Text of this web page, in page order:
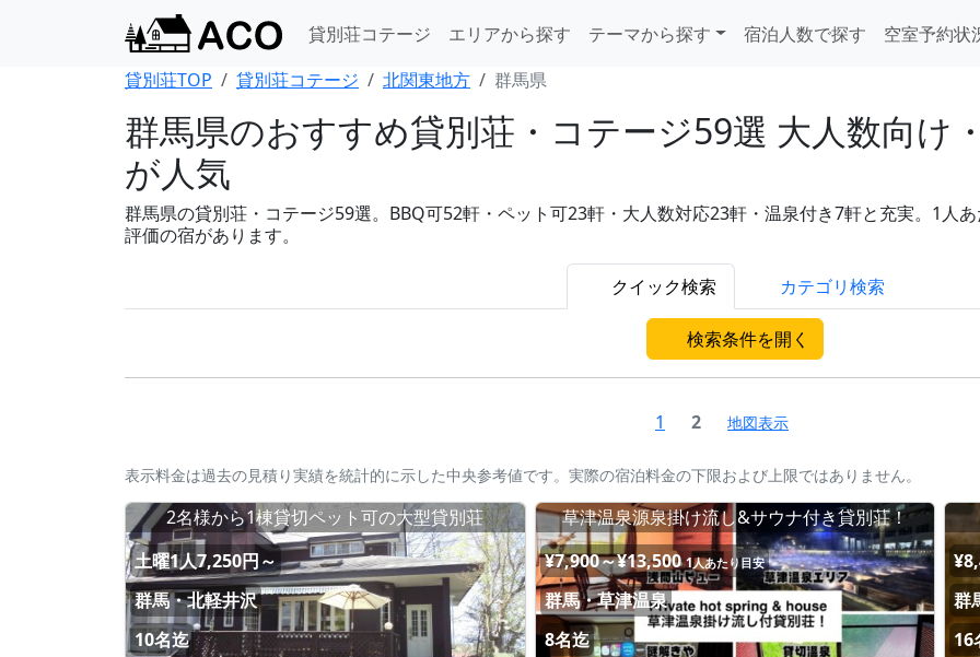
貸別荘コテージ エリアから探す テーマから探す 宿泊人数で探す
空室予約状
貸別荘TOP
貸別荘コテージ 北関東地方 群馬県
群馬県のおすすめ貸別荘・コテージ59選 大人数向け
が人気
群馬県の貸別荘・コテージ59選。BBQ可52軒・ペット可23軒・大人数対応23軒・温泉付き7軒と充実。1人
評価の宿があります。
クイック検索 カテゴリ検索
検索条件を開く
1 2 地図表示
表示料金は過去の見積り実績を統計的に示した中央参考値です。実際の宿泊料金の下限および上限ではありません。
2名様から1棟貸切ペット可の大型貸別荘
土曜1人7,250円～
群馬・北軽井沢
10名迄
草津温泉源泉掛け流し&サウナ付き貸別荘！
¥7,900～¥13,500 1人あたり目安
群馬・草津温泉
8名迄
群
16